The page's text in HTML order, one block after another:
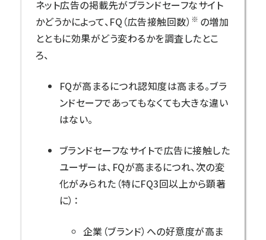
ネット広告の掲載先がブランドセーフなサイト
かどうかによって、FQ（広告接触回数） ※ の増加
とともに効果がどう変わるかを調査したとこ
ろ、
FQが高まるにつれ認知度は高まる。ブラ
ンドセーフであってもなくても大きな違い
はない。
ブランドセーフなサイトで広告に接触した
ユーザーは、FQが高まるにつれ、次の変
化がみられた（特にFQ3回以上から顕著
に）：
企業（ブランド）への好意度が高ま